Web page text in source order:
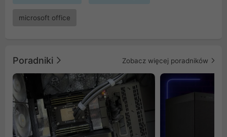
microsoft office
Poradniki Zobacz więcej poradników